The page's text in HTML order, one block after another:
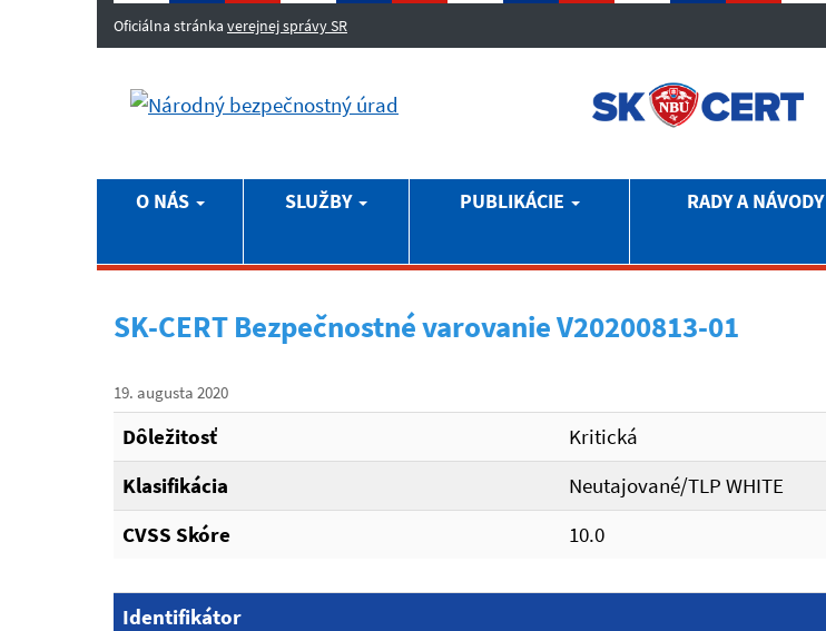
Oficiálna stránka verejnej správy SR
O NÁS SLUŽBY PUBLIKÁCIE RADY A NÁVODY
SK-CERT Bezpečnostné varovanie V20200813-01
19. augusta 2020
Dôležitosť
Kritická
Klasifikácia
Neutajované/TLP WHITE
CVSS Skóre
10.0
Identifikátor